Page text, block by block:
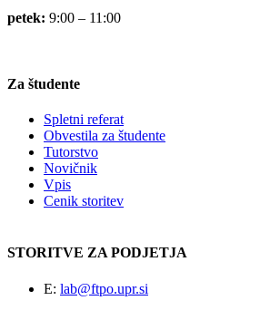
petek: 9:00 – 11:00
Za študente
Spletni referat
Obvestila za študente
Tutorstvo
Novičnik
Vpis
Cenik storitev
STORITVE ZA PODJETJA
E: lab@ftpo.upr.si